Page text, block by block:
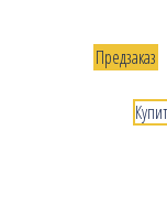
Предзаказ